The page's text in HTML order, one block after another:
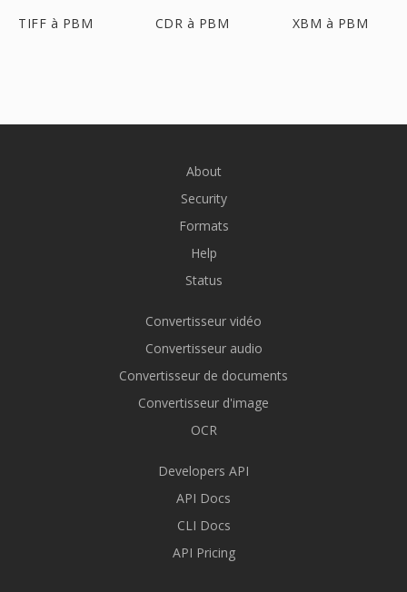
TIFF à PBM CDR à PBM XBM à PBM
About
Security
Formats
Help
Status
Convertisseur vidéo
Convertisseur audio
Convertisseur de documents
Convertisseur d'image
OCR
Developers API
API Docs
CLI Docs
API Pricing